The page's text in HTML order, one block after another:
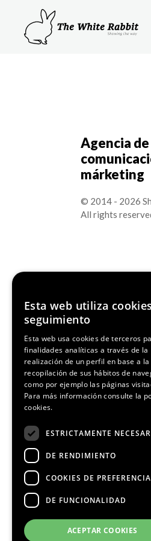
Agencia de
márketing
© 2014 - 2026
All rights
Media Partners
Esta web utiliza
seguimiento
Esta web usa cookies de terceros
finalidades analíticas a través de la
realización de un perfil en base a la
recopilación de sus hábitos de
como por ejemplo las páginas
Para más información consulte la
cookies.
ESTRICTAMENTE
DE RENDIMIENTO
COOKIES DE
DE FUNCIONALIDAD
ACEPTAR COOKIES